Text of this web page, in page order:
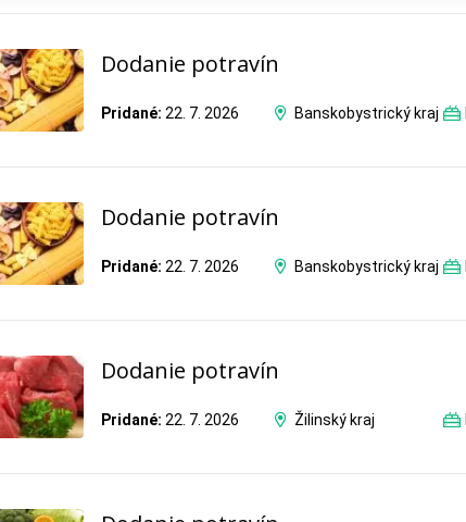
Dodanie potravín
Pridané: 22. 7. 2026 Banskobystrický kraj
Dodanie potravín
Pridané: 22. 7. 2026 Banskobystrický kraj
Dodanie potravín
Pridané: 22. 7. 2026 Žilinský kraj